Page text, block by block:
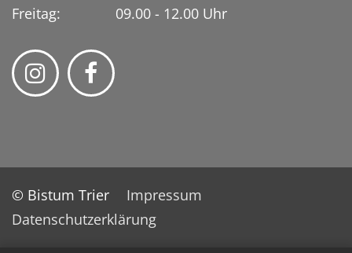
Freitag: 09.00 - 12.00 Uhr
© Bistum Trier
Impressum
Datenschutzerklärung